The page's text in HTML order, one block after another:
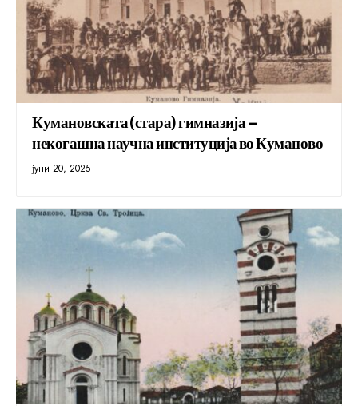
Кумановската (стара) гимназија –
некогашна научна институција во Куманово
јуни 20, 2025